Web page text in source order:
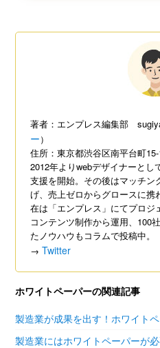
著者：エンプレス編集部
ー）
住所：東京都渋谷区南平台町
2012年よりwebデザイナーとし
支援を開始。その後はマッチン
げ、売上ゼロからグロースに携
在は「エンプレス」にてプロジ
コンテンツ制作から運用、100
たノウハウもコラムで投稿中。
→ Twitter
ホワイトペーパーの関連記事
製造業にはホワイトペーパーが